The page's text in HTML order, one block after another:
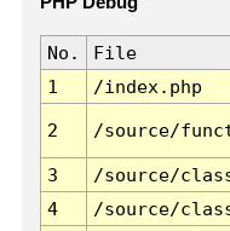
No. File
1
/index.php
2 /source/
3 /source/
4
/source/